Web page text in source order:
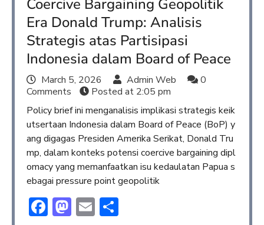
Coercive Bargaining Geopolitik
Era Donald Trump: Analisis
Strategis atas Partisipasi
Indonesia dalam Board of Peace
March 5, 2026 Admin Web
0
Comments
Posted at 2:05 pm
Policy brief ini menganalisis implikasi strategis keik
utsertaan Indonesia dalam Board of Peace (BoP) y
ang digagas Presiden Amerika Serikat, Donald Tru
mp, dalam konteks potensi coercive bargaining dipl
omacy yang memanfaatkan isu kedaulatan Papua s
ebagai pressure point geopolitik
Facebook
Mastodon
Email